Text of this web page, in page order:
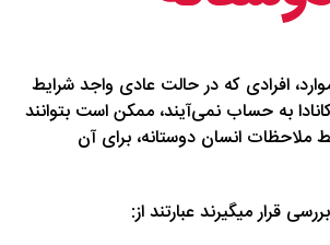
افرادی که در حالت عادی واجد شرایط
به حساب نمی‌آیند، ممکن است بتوانند
ملاحظات انسان دوستانه، برای آن
قرار میگیرند عبارتند از: